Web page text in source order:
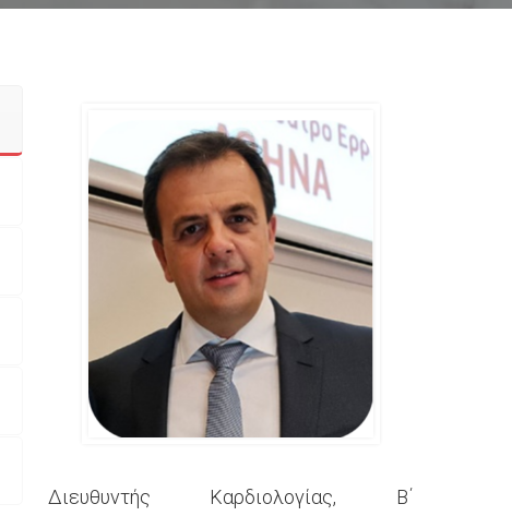
Διευθυντής Καρδιολογίας, Β΄